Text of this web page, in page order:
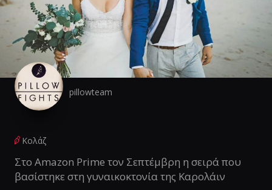
pillowteam
Κολάζ
Στο Amazon Prime τον Σεπτέμβρη η σειρά που
βασίστηκε στη γυναικοκτονία της Καρολάιν